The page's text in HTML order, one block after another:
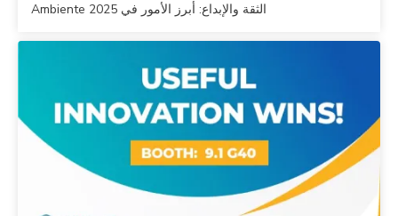
الثقة والإبداع: أبرز الأمور في Ambiente 2025